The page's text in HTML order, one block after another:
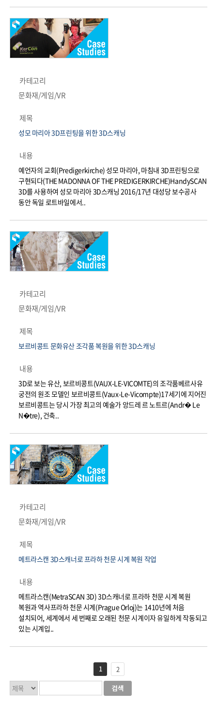
카테고리
문화재/게임/VR
제목
성모 마리아 3D프린팅을 위한 3D스캐닝
내용
예언자의 교회(Predigerkirche) 성모 마리아, 마침내 3D프린팅으로
구현되다(THE MADONNA OF THE PREDIGERKIRCHE)HandySCAN
3D를 사용하여 성모 마리아 3D스캐닝 2016/17년 대성당 보수공사
동안 독일 로트바일에서..
카테고리
문화재/게임/VR
제목
보르비콩트 문화유산 조각품 복원을 위한 3D스캐닝
내용
3D로 보는 유산, 보르비콩트(VAUX-LE-VICOMTE)의 조각품베르사유
궁전의 원조 모델인 보르비콩트(Vaux-Le-Vicompte)17세기에 지어진
보르비콩트는 당시 가장 최고의 예술가 앙드레 르 노트르(Andr� Le
N�tre), 건축..
카테고리
문화재/게임/VR
제목
메트라스캔 3D스캐너로 프라하 천문 시계 복원 작업
내용
메트라스캔(MetraSCAN 3D) 3D스캐너로 프라하 천문 시계 복원
복원과 역사프라하 천문 시계(Prague Orloj)는 1410년에 처음
설치되어, 세계에서 세 번째로 오래된 천문 시계이자 유일하게 작동되고
있는 시계입..
1 2